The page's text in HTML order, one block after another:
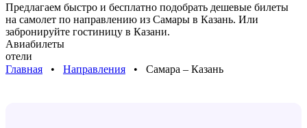
Предлагаем быстро и бесплатно подобрать дешевые билеты
на самолет по направлению из Самары в Казань. Или
забронируйте гостиницу в Казани.
Авиабилеты
отели
Главная ⠀•⠀ Направления ⠀•⠀ Самара – Казань